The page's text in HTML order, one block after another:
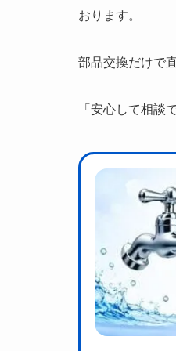
おります。
部品交換だけで
「安心して相談